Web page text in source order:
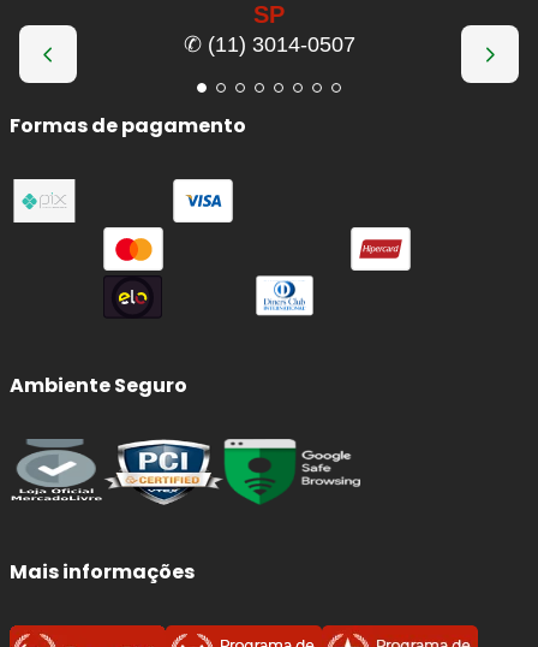
SP
✆ (11) 3014-0507
Formas de pagamento
Ambiente Seguro
Mais informações